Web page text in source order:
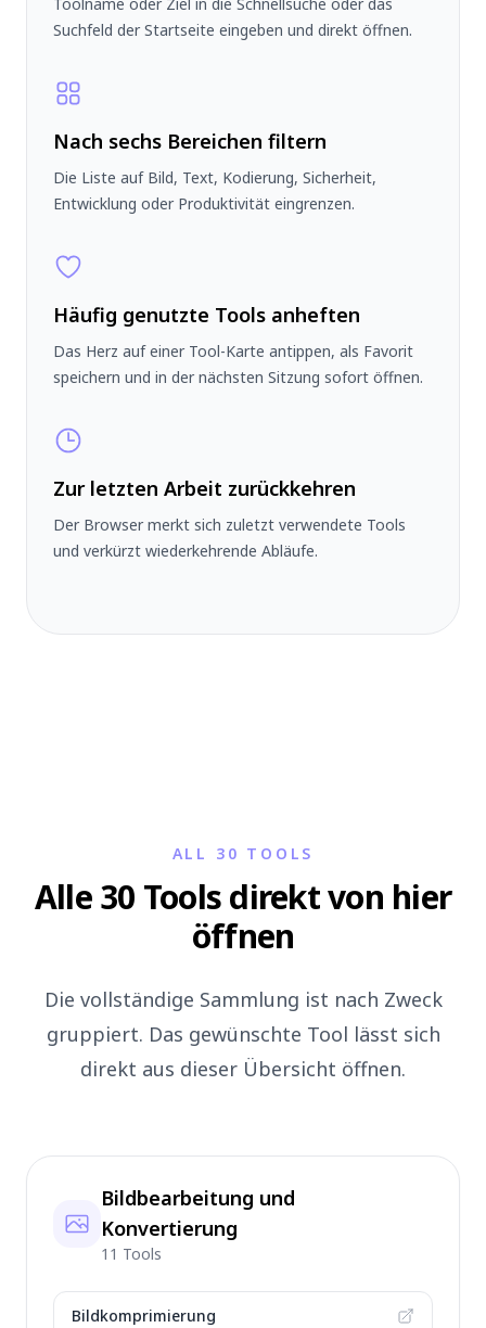
Suchfeld der Startseite eingeben und direkt öffnen.
Nach sechs Bereichen filtern
Die Liste auf Bild, Text, Kodierung, Sicherheit,
Entwicklung oder Produktivität eingrenzen.
Häufig genutzte Tools anheften
Das Herz auf einer Tool-Karte antippen, als Favorit
speichern und in der nächsten Sitzung sofort öffnen.
Zur letzten Arbeit zurückkehren
Der Browser merkt sich zuletzt verwendete Tools
und verkürzt wiederkehrende Abläufe.
ALL 30 TOOLS
Alle 30 Tools direkt von hier
öffnen
Die vollständige Sammlung ist nach Zweck
gruppiert. Das gewünschte Tool lässt sich
direkt aus dieser Übersicht öffnen.
Bildbearbeitung und
Konvertierung
11 Tools
Bildkomprimierung